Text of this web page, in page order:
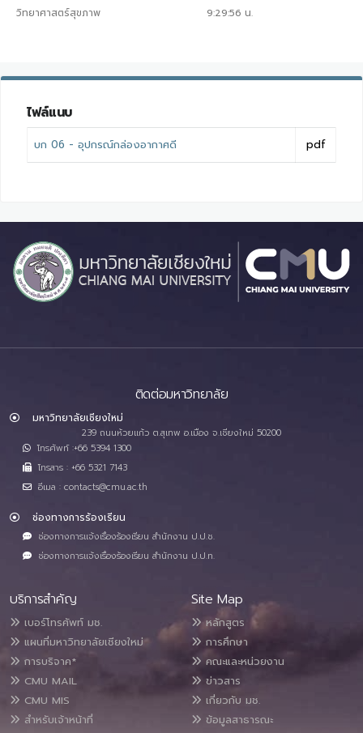
วิทยาศาสตร์สุขภาพ
9:29:56 น.
ไฟล์แนบ
บก 06 - อุปกรณ์กล่องอากาศดี pdf
ติดต่อมหาวิทยาลัย
มหาวิทยาลัยเชียงใหม่
239 ถนนห้วยแก้ว ต.สุเทพ อ.เมือง จ.เชียงใหม่ 50200
โทรศัพท์ :+66 5394 1300
โทรสาร : +66 5321 7143
อีเมล : contacts@cmu.ac.th
ช่องทางการร้องเรียน
ช่องทางการแจ้งเรื่องร้องเรียน สำนักงาน ป.ป.ช.
ช่องทางการแจ้งเรื่องร้องเรียน สำนักงาน ป.ป.ท.
บริการสำคัญ
เบอร์โทรศัพท์ มช.
แผนที่มหาวิทยาลัยเชียงใหม่
การบริจาค*
CMU MAIL
CMU MIS
สำหรับเจ้าหน้าที่
Site Map
หลักสูตร
การศึกษา
คณะและหน่วยงาน
ข่าวสาร
เกี่ยวกับ มช.
ข้อมูลสาธารณะ